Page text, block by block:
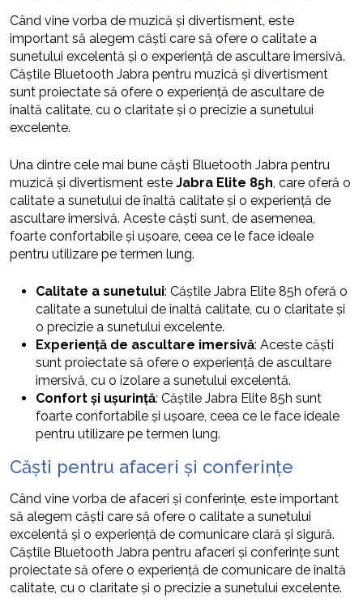
Când vine vorba de muzică și divertisment, este
important să alegem căști care să ofere o calitate a
sunetului excelentă și o experiență de ascultare imersivă.
Căștile Bluetooth Jabra pentru muzică și divertisment
sunt proiectate să ofere o experiență de ascultare de
înaltă calitate, cu o claritate și o precizie a sunetului
excelente.
Una dintre cele mai bune căști Bluetooth Jabra pentru
muzică și divertisment este Jabra Elite 85h , care oferă o
calitate a sunetului de înaltă calitate și o experiență de
ascultare imersivă. Aceste căști sunt, de asemenea,
foarte confortabile și ușoare, ceea ce le face ideale
pentru utilizare pe termen lung.
Calitate a sunetului: Căștile Jabra Elite 85h oferă o
calitate a sunetului de înaltă calitate, cu o claritate și
o precizie a sunetului excelente.
Experiență de ascultare imersivă: Aceste căști
sunt proiectate să ofere o experiență de ascultare
imersivă, cu o izolare a sunetului excelentă.
Confort și ușurință: Căștile Jabra Elite 85h sunt
foarte confortabile și ușoare, ceea ce le face ideale
pentru utilizare pe termen lung.
Căști pentru afaceri și conferințe
Când vine vorba de afaceri și conferințe, este important
să alegem căști care să ofere o calitate a sunetului
excelentă și o experiență de comunicare clară și sigură.
Căștile Bluetooth Jabra pentru afaceri și conferințe sunt
proiectate să ofere o experiență de comunicare de înaltă
calitate, cu o claritate și o precizie a sunetului excelente.